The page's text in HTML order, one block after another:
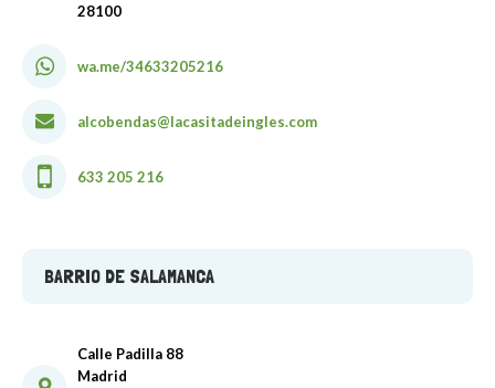
28100
wa.me/34633205216
alcobendas@lacasitadeingles.com
633 205 216
BARRIO DE SALAMANCA
Calle Padilla 88
Madrid